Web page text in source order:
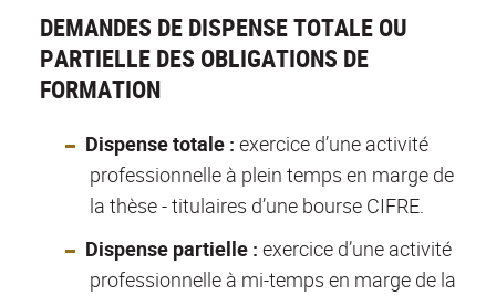
DEMANDES DE DISPENSE TOTALE OU
PARTIELLE DES OBLIGATIONS DE
FORMATION
Dispense totale : exercice d’une activité
professionnelle à plein temps en marge de
la thèse - titulaires d’une bourse CIFRE.
Dispense partielle : exercice d’une activité
professionnelle à mi-temps en marge de la